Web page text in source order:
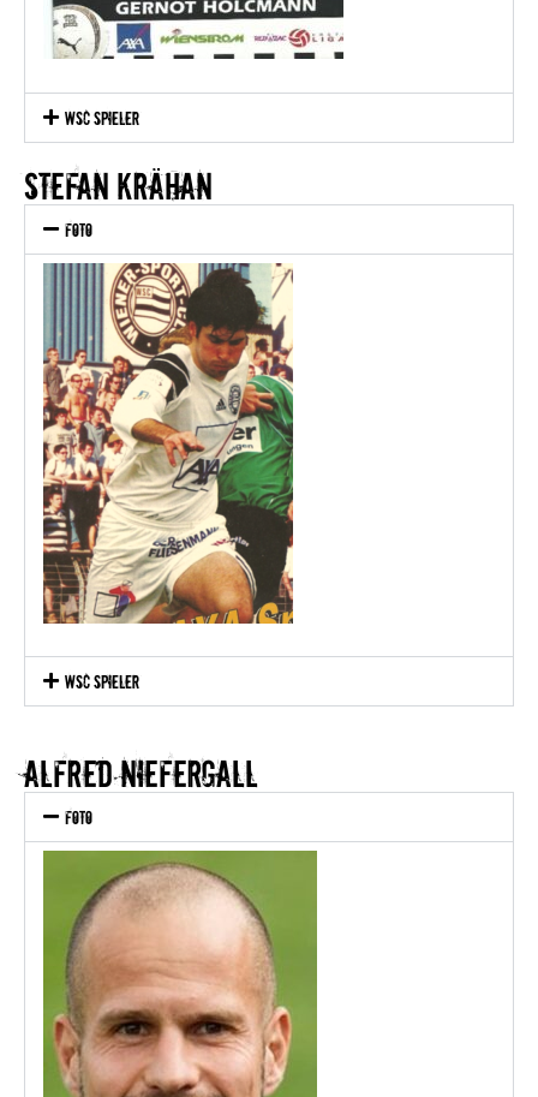
WSC Spieler
Stefan krähan
Foto
WSC Spieler
Alfred niefergall
Foto